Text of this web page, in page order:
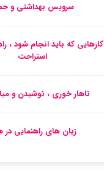
سرویس بهداشتی و
کارهایی که باید انجام شود ،
استراحت
ناهار خوری ، نوشیدن و
زبان های راهنمایی در